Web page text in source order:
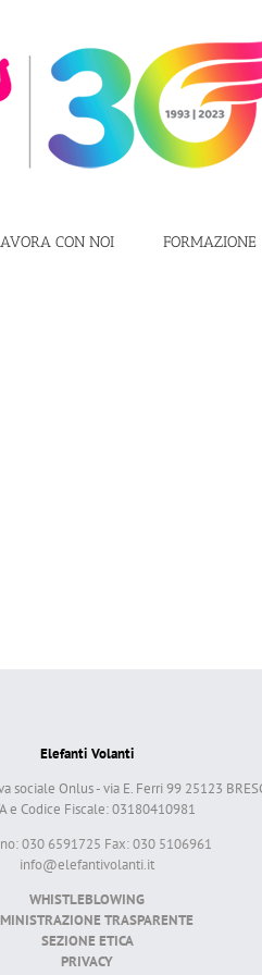
CON NOI FORMAZIONE
Elefanti Volanti
sociale Onlus - via E. Ferri 99 25123
e Codice Fiscale: 03180410981
030 6591725 Fax: 030 5106961
info@elefantivolanti.it
WHISTLEBLOWING
TRASPARENTE
SEZIONE ETICA
PRIVACY